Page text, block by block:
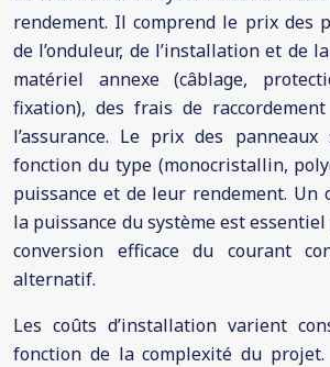
rendement. Il comprend le prix des
de l’onduleur, de l’installation et de
matériel annexe (câblage,
fixation), des frais de
l’assurance. Le prix des
fonction du type (monocristallin,
puissance et de leur rendement. Un
la puissance du système est
conversion efficace du courant
alternatif.
Les coûts d’installation varient
fonction de la complexité du